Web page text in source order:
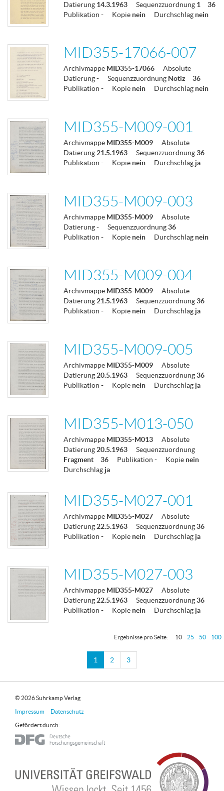
Datierung 14.3.1963 Sequenzzuordnung 1
36
Publikation - Kopie nein Durchschlag nein
MID355-17066-007
Archivmappe MID355-17066
Absolute
Datierung- Sequenzzuordnung Notiz
36
Publikation - Kopie nein Durchschlag nein
MID355-M009-001
Archivmappe MID355-M009
Absolute
Datierung 21.5.1963 Sequenzzuordnung36
Publikation - Kopie nein Durchschlag ja
MID355-M009-003
Archivmappe MID355-M009
Absolute
Datierung- Sequenzzuordnung36
Publikation - Kopie nein Durchschlag nein
MID355-M009-004
Archivmappe MID355-M009
Absolute
Datierung 21.5.1963 Sequenzzuordnung36
Publikation - Kopie nein Durchschlag ja
MID355-M009-005
Archivmappe MID355-M009
Absolute
Datierung 20.5.1963 Sequenzzuordnung36
Publikation - Kopie nein Durchschlag ja
MID355-M013-050
Archivmappe MID355-M013
Absolute
Datierung 20.5.1963
Sequenzzuordnung
Fragment
36 Publikation - Kopie nein
Durchschlag ja
MID355-M027-001
Archivmappe MID355-M027
Absolute
Datierung 22.5.1963 Sequenzzuordnung36
Publikation - Kopie nein Durchschlag ja
MID355-M027-003
Archivmappe MID355-M027
Absolute
Datierung 22.5.1963 Sequenzzuordnung36
Publikation - Kopie nein Durchschlag ja
Ergebnisse pro Seite: 10 25 50 100
1 2 3
© 2026 Suhrkamp Verlag
Impressum Datenschutz
Gefördert durch: